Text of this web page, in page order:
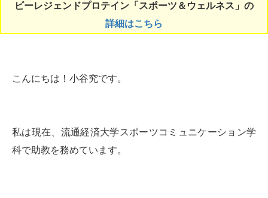
ビーレジェンドプロテイン「スポーツ＆ウェルネス」の
詳細はこちら
こんにちは！小谷究です。
私は現在、流通経済大学スポーツコミュニケーション学
科で助教を務めています。